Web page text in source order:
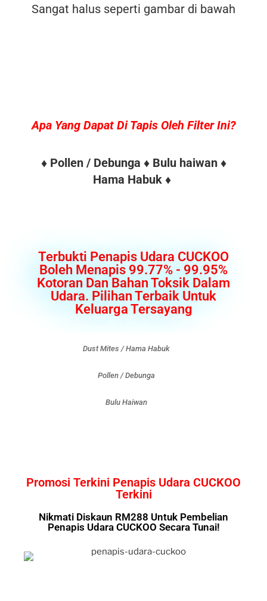
Sangat halus seperti gambar di bawah
Apa Yang Dapat Di Tapis Oleh Filter Ini?
♦ Pollen / Debunga ♦ Bulu haiwan ♦
Hama Habuk ♦
Terbukti Penapis Udara CUCKOO
Boleh Menapis 99.77% - 99.95%
Kotoran Dan Bahan Toksik Dalam
Udara. Pilihan Terbaik Untuk
Keluarga Tersayang
Dust Mites / Hama Habuk
Pollen / Debunga
Bulu Haiwan
Promosi Terkini Penapis Udara CUCKOO
Terkini
Nikmati Diskaun RM288 Untuk Pembelian
Penapis Udara CUCKOO Secara Tunai!